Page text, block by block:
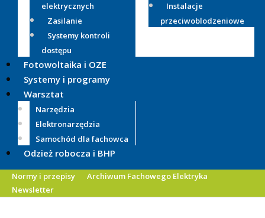
elektrycznych
Zasilanie
Systemy kontroli
dostępu
Instalacje
przeciwoblodzeniowe
Fotowoltaika i OZE
Systemy i programy
Warsztat
Narzędzia
Elektronarzędzia
Samochód dla fachowca
Odzież robocza i BHP
Normy i przepisy
Archiwum Fachowego Elektryka
Newsletter